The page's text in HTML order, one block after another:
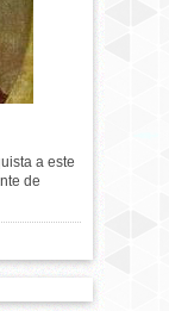
a este
de